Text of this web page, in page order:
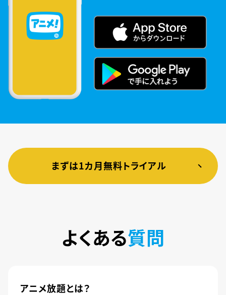
まずは1カ月無料トライアル
よくある質問
アニメ放題とは？